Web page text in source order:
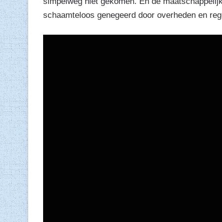
schaamteloos genegeerd door overheden en